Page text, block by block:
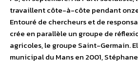
travaillent côte-à-côte pendant onze
Entouré de chercheurs et de
crée en parallèle un groupe de
agricoles, le groupe Saint-Germain.
municipal du Mans en 2001,